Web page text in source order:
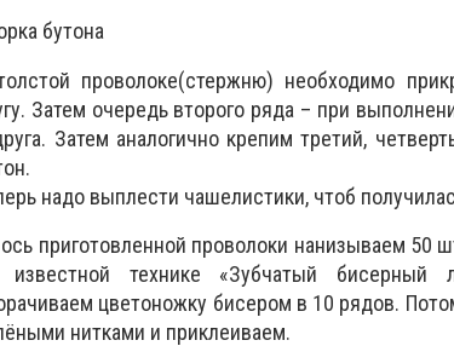
бутона
проволоке(стержню) необходимо
Затем очередь второго ряда – при
Затем аналогично крепим третий,
надо выплести чашелистики, чтоб
приготовленной проволоки нанизываем 50
известной технике «Зубчатый бисерный
цветоножку бисером в 10 рядов.
нитками и приклеиваем.